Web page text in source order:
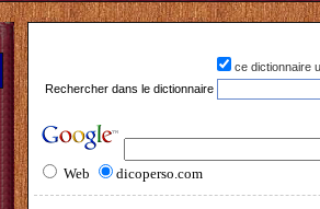
ce dictionnaire
Rechercher dans le dictionnaire
Web dicoperso.com